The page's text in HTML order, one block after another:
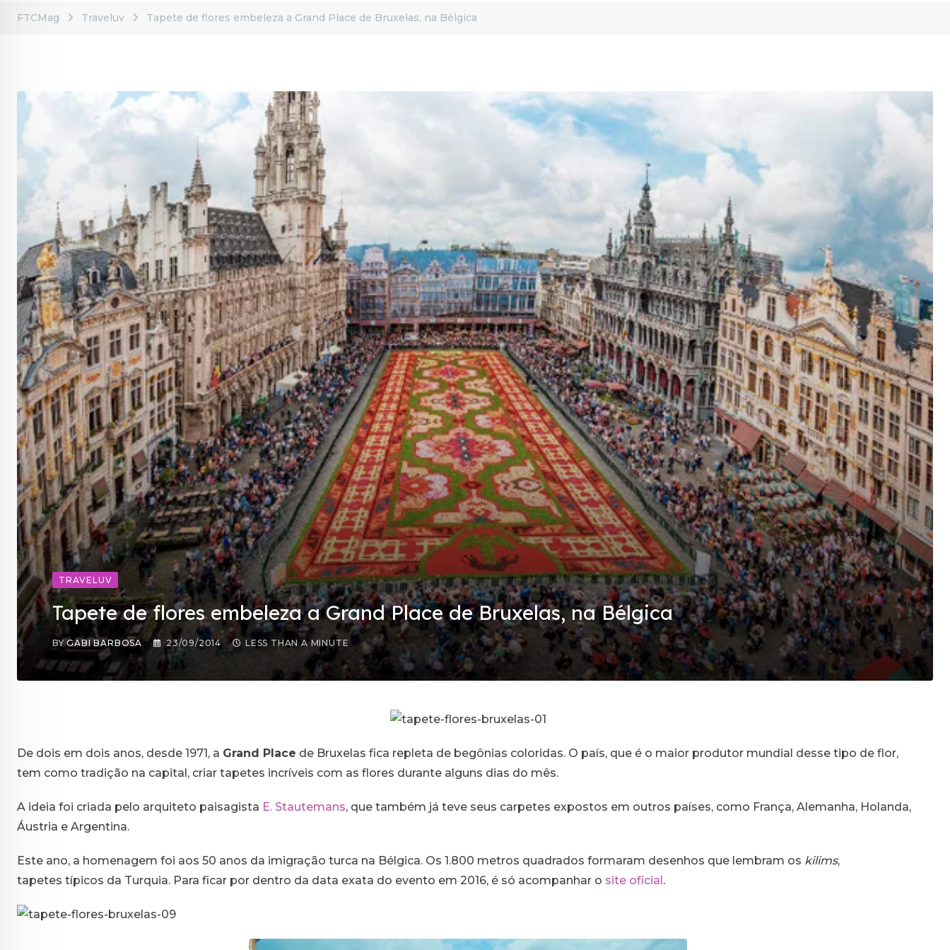
FTCMag Traveluv Tapete de flores embeleza a Grand Place de Bruxelas, na Bélgica
TRAVELUV
Tapete de flores embeleza a Grand Place de Bruxelas, na Bélgica
BYGABI BARBOSA 23/09/2014 LESS THAN A MINUTE
De dois em dois anos, desde 1971, a Grand Place de Bruxelas fica repleta de begônias coloridas. O país, que é o maior produtor mundial desse tipo de flor,
tem como tradição na capital, criar tapetes incríveis com as flores durante alguns dias do mês.
A ideia foi criada pelo arquiteto paisagista E. Stautemans, que também já teve seus carpetes expostos em outros países, como França, Alemanha, Holanda,
Áustria e Argentina.
Este ano, a homenagem foi aos 50 anos da imigração turca na Bélgica. Os 1.800 metros quadrados formaram desenhos que lembram os kilims,
tapetes típicos da Turquia. Para ficar por dentro da data exata do evento em 2016, é só acompanhar o site oficial.